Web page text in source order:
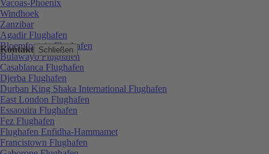
Kontakt Schließen
Vacoas-Phoenix
Windhoek
Zanzibar
Agadir Flughafen
Bloemfontein Flughafen
Bulawayo Flughafen
Casablanca Flughafen
Djerba Flughafen
Durban King Shaka International Flughafen
East London Flughafen
Essaouira Flughafen
Fez Flughafen
Flughafen Enfidha-Hammamet
Francistown Flughafen